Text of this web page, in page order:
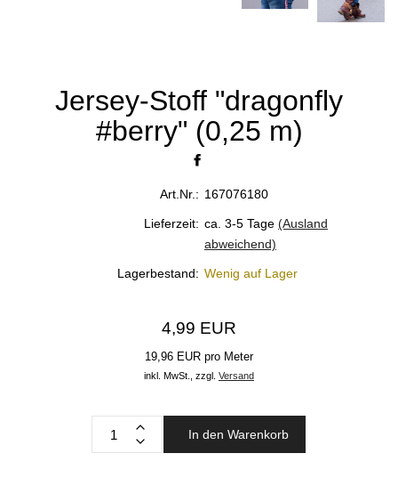
Jersey-Stoff "dragonfly
#berry" (0,25 m)
Art.Nr.: 167076180
Lieferzeit: ca. 3-5 Tage (Ausland
abweichend)
Lagerbestand: Wenig auf Lager
4,99 EUR
19,96 EUR pro Meter
inkl. MwSt., zzgl. Versand
In den Warenkorb